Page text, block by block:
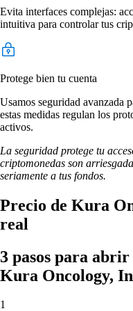
Evita interfaces complejas:
intuitiva para controlar tus
Protege bien tu cuenta
Usamos seguridad avanzada
estas medidas regulan los
activos.
La seguridad protege tu
criptomonedas son
seriamente a tus fondos.
Precio de Kura
real
3 pasos para
Kura Oncology,
1